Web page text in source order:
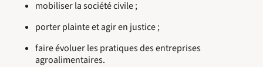
mobiliser la société civile ;
porter plainte et agir en justice ;
faire évoluer les pratiques des entreprises
agroalimentaires.